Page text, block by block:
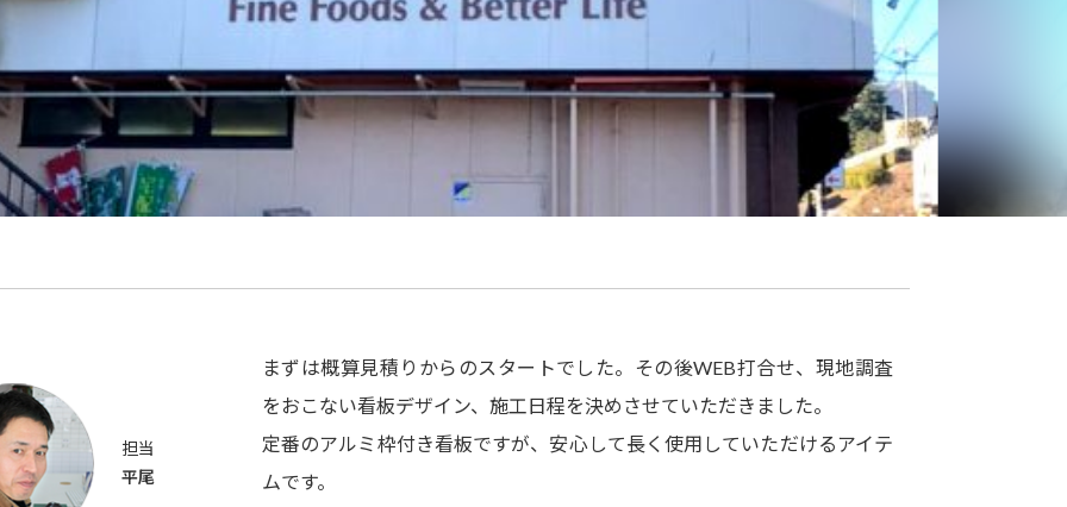
担当
平尾
まずは概算見積りからのスタートでした。その後WEB打合せ、現地調査
をおこない看板デザイン、施工日程を決めさせていただきました。
定番のアルミ枠付き看板ですが、安心して長く使用していただけるアイテ
ムです。